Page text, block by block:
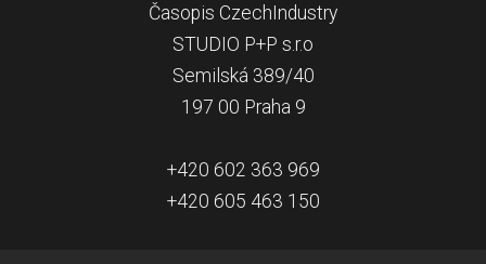
Časopis CzechIndustry
STUDIO P+P s.r.o
Semilská 389/40
197 00 Praha 9
+420 602 363 969
+420 605 463 150